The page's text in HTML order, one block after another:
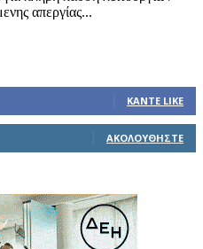
απεργίας...
ΚΆΝΤΕ LIKE
ΑΚΟΛΟΥΘΉΣΤΕ